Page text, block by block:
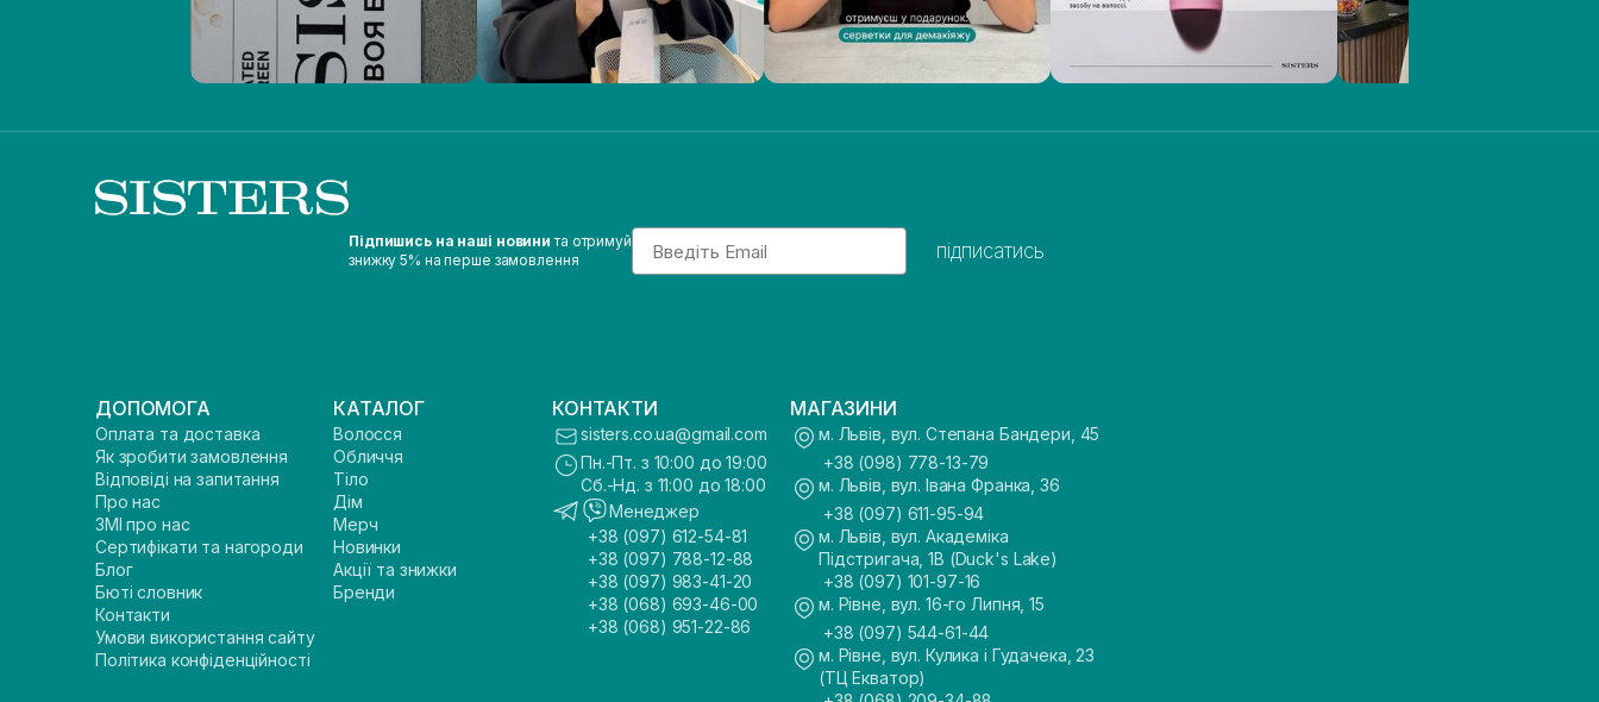
Підпишись на наші новини та отримуй
знижку 5% на перше замовлення
Email
підписатись
ДОПОМОГА
Оплата та доставка
Як зробити замовлення
Відповіді на запитання
Про нас
ЗМІ про нас
Сертифікати та нагороди
Блог
Бюті словник
Контакти
Умови використання сайту
Політика конфіденційності
КАТАЛОГ
Волосся
Обличчя
Тіло
Дім
Мерч
Новинки
Акції та знижки
Бренди
КОНТАКТИ
sisters.co.ua@gmail.com
Пн.-Пт. з 10:00 до 19:00
Сб.-Нд. з 11:00 до 18:00
Менеджер
+38 (097) 612-54-81
+38 (097) 788-12-88
+38 (097) 983-41-20
+38 (068) 693-46-00
+38 (068) 951-22-86
МАГАЗИНИ
м. Львів, вул. Степана Бандери, 45
+38 (098) 778-13-79
м. Львів, вул. Івана Франка, 36
+38 (097) 611-95-94
м. Львів, вул. Академіка
Підстригача, 1В (Duck's Lake)
+38 (097) 101-97-16
м. Рівне, вул. 16-го Липня, 15
+38 (097) 544-61-44
м. Рівне, вул. Кулика і Гудачека, 23
(ТЦ Екватор)